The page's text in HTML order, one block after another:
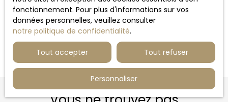
Aucun résultat
fonctionnement. Pour plus d'informations sur vos
données personnelles, veuillez consulter
notre politique de confidentialité.
Tout accepter Tout refuser
Personnaliser